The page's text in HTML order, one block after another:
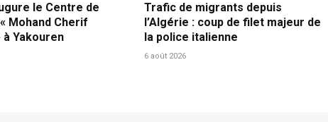
le Centre de
Mohand Cherif
à Yakouren
Trafic de migrants depuis
l’Algérie : coup de filet majeur de
la police italienne
6 août 2026